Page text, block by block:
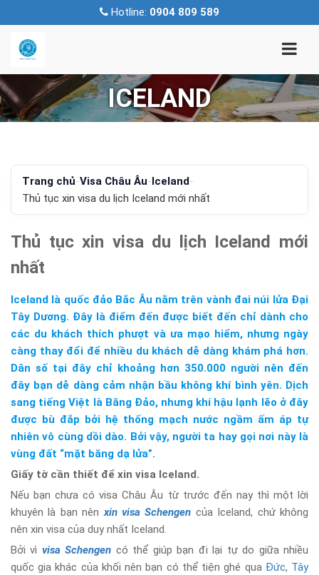
Hotline: 0904 809 589
ICELAND
Trang chủ-Visa Châu Âu- Iceland-
Thủ tục xin visa du lịch Iceland mới nhất
Thủ tục xin visa du lịch Iceland mới
nhất
Iceland là quốc đảo Bắc Âu nằm trên vành đai núi lửa Đại
Tây Dương. Đây là điểm đến được biết đến chỉ dành cho
các du khách thích phượt và ưa mạo hiểm, nhưng ngày
càng thay đổi để nhiều du khách dễ dàng khám phá hơn.
Dân số tại đây chỉ khoảng hơn 350.000 người nên đến
đây bạn dễ dàng cảm nhận bầu không khí bình yên. Dịch
sang tiếng Việt là Băng Đảo, nhưng khí hậu lạnh lẽo ở đây
được bù đắp bởi hệ thống mạch nước ngầm ấm áp tự
nhiên vô cùng dồi dào. Bởi vậy, người ta hay gọi nơi này là
vùng đất “mặt băng dạ lửa”.
Giấy tờ cần thiết để xin visa Iceland.
Nếu bạn chưa có visa Châu Âu từ trước đến nay thì một lời
khuyên là bạn nênxin visa Schengen của Iceland, chứ không
nên xin visa của duy nhất Iceland.
Bởi vì visa Schengen có thể giúp bạn đi lại tự do giữa nhiều
quốc gia khác của khối nên bạn có thể tiện ghé qua Đức, Tây